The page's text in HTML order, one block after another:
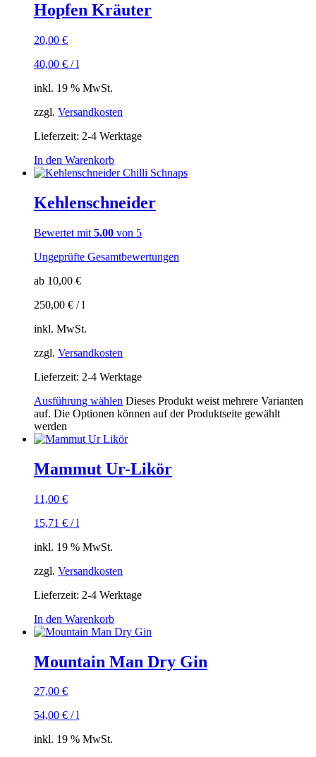
Hopfen Kräuter
20,00 €
40,00 € /l
inkl. 19 % MwSt.
zzgl. Versandkosten
Lieferzeit: 2-4 Werktage
In den Warenkorb
Kehlenschneider
Bewertet mit 5.00 von 5
Ungeprüfte Gesamtbewertungen
ab 10,00 €
250,00 € /l
inkl. MwSt.
zzgl. Versandkosten
Lieferzeit: 2-4 Werktage
Ausführung wählen Dieses Produkt weist mehrere Varianten
auf. Die Optionen können auf der Produktseite gewählt
werden
Mammut Ur-Likör
11,00 €
15,71 € /l
inkl. 19 % MwSt.
zzgl. Versandkosten
Lieferzeit: 2-4 Werktage
In den Warenkorb
Mountain Man Dry Gin
27,00 €
54,00 € /l
inkl. 19 % MwSt.